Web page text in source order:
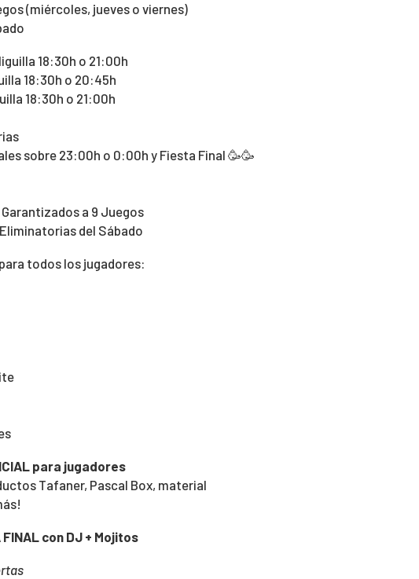
(miércoles, jueves o viernes)
18:30h o 21:00h
18:30h o 20:45h
18:30h o 21:00h
sobre 23:00h o 0:00h y Fiesta Final 🥳🥳
a 9 Juegos
del Sábado
para todos los jugadores:
para jugadores
Tafaner, Pascal Box, material
FINAL con DJ + Mojitos